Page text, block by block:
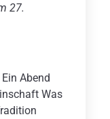
27.
Abend
Was